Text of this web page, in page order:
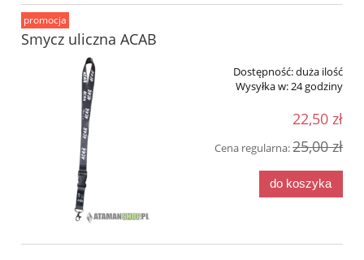
Smycz uliczna ACAB
Dostępność:duża ilość
Wysyłka w:24 godziny
22,50 zł
Cena regularna:25,00 zł
do koszyka
promocja